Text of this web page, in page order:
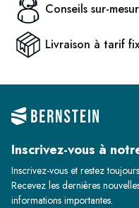
Conseils sur-
Livraison à tarif
Inscrivez-vous à
Inscrivez-vous et restez
Recevez les dernières
informations importantes.